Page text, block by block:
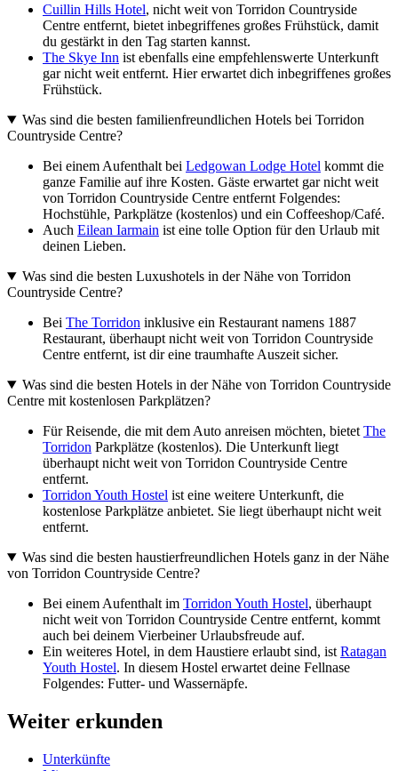
Cuillin Hills Hotel, nicht weit von Torridon Countryside
Centre entfernt, bietet inbegriffenes großes Frühstück, damit
du gestärkt in den Tag starten kannst.
The Skye Inn ist ebenfalls eine empfehlenswerte Unterkunft
gar nicht weit entfernt. Hier erwartet dich inbegriffenes großes
Frühstück.
Was sind die besten familienfreundlichen Hotels bei Torridon
Countryside Centre?
Bei einem Aufenthalt bei Ledgowan Lodge Hotel kommt die
ganze Familie auf ihre Kosten. Gäste erwartet gar nicht weit
von Torridon Countryside Centre entfernt Folgendes:
Hochstühle, Parkplätze (kostenlos) und ein Coffeeshop/Café.
Auch Eilean Iarmain ist eine tolle Option für den Urlaub mit
deinen Lieben.
Was sind die besten Luxushotels in der Nähe von Torridon
Countryside Centre?
Bei The Torridon inklusive ein Restaurant namens 1887
Restaurant, überhaupt nicht weit von Torridon Countryside
Centre entfernt, ist dir eine traumhafte Auszeit sicher.
Was sind die besten Hotels in der Nähe von Torridon Countryside
Centre mit kostenlosen Parkplätzen?
Für Reisende, die mit dem Auto anreisen möchten, bietet The
Torridon Parkplätze (kostenlos). Die Unterkunft liegt
überhaupt nicht weit von Torridon Countryside Centre
entfernt.
Torridon Youth Hostel ist eine weitere Unterkunft, die
kostenlose Parkplätze anbietet. Sie liegt überhaupt nicht weit
entfernt.
Was sind die besten haustierfreundlichen Hotels ganz in der Nähe
von Torridon Countryside Centre?
Bei einem Aufenthalt im Torridon Youth Hostel, überhaupt
nicht weit von Torridon Countryside Centre entfernt, kommt
auch bei deinem Vierbeiner Urlaubsfreude auf.
Ein weiteres Hotel, in dem Haustiere erlaubt sind, ist Ratagan
Youth Hostel. In diesem Hostel erwartet deine Fellnase
Folgendes: Futter- und Wassernäpfe.
Weiter erkunden
Unterkünfte